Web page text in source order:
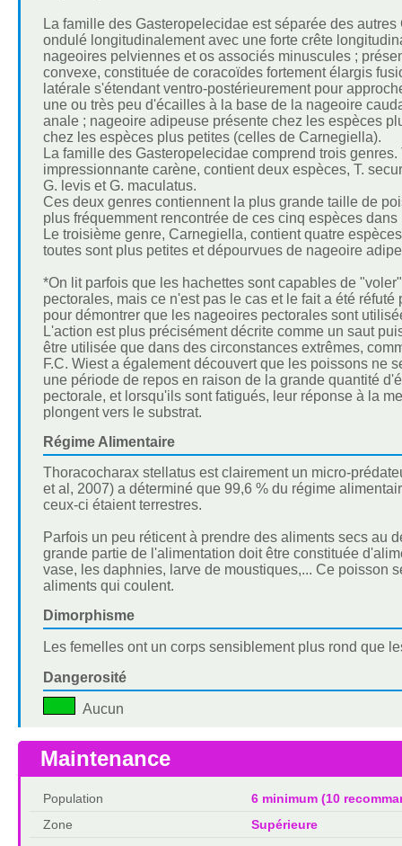
La famille des Gasteropelecidae est séparée des
ondulé longitudinalement avec une forte crête
nageoires pelviennes et os associés minuscules ;
convexe, constituée de coracoïdes fortement élargis
latérale s'étendant ventro-postérieurement pour
une ou très peu d'écailles à la base de la nageoire
anale ; nageoire adipeuse présente chez les espèces
chez les espèces plus petites (celles de Carnegiella).
La famille des Gasteropelecidae comprend trois
impressionnante carène, contient deux espèces, T.
G. levis et G. maculatus.
Ces deux genres contiennent la plus grande taille de
plus fréquemment rencontrée de ces cinq espèces dans
Le troisième genre, Carnegiella, contient quatre
toutes sont plus petites et dépourvues de nageoire
*On lit parfois que les hachettes sont capables de
pectorales, mais ce n'est pas le cas et le fait a été
pour démontrer que les nageoires pectorales sont
L'action est plus précisément décrite comme un saut
être utilisée que dans des circonstances extrêmes,
F.C. Wiest a également découvert que les poissons ne
une période de repos en raison de la grande quantité
pectorale, et lorsqu'ils sont fatigués, leur réponse à la
plongent vers le substrat.
Régime Alimentaire
Thoracocharax stellatus est clairement un micro-
et al, 2007) a déterminé que 99,6 % du régime
ceux-ci étaient terrestres.
Parfois un peu réticent à prendre des aliments secs au
grande partie de l'alimentation doit être constituée
vase, les daphnies, larve de moustiques,... Ce poisson
aliments qui coulent.
Dimorphisme
Les femelles ont un corps sensiblement plus rond que
Dangerosité
Aucun
Maintenance
Population
6 minimum (10
Zone
Supérieure